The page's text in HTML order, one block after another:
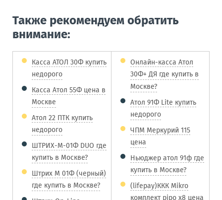
Также рекомендуем обратить
внимание:
Касса АТОЛ 30Ф купить
недорого
Касса Атол 55Ф цена в
Москве
Атол 22 ПТК купить
недорого
ШТРИХ-М-01Ф DUO где
купить в Москве?
Штрих М 01Ф (черный)
где купить в Москве?
Онлайн-касса Атол
30Ф+ ДЯ где купить в
Москве?
Атол 91Ф Lite купить
недорого
ЧПМ Меркурий 115
цена
Ньюджер атол 91ф где
купить в Москве?
(lifepay)ККК Mikro
комплект pipo x8 цена